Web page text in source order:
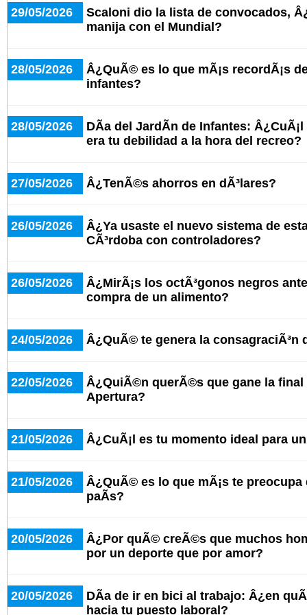
29/05/2026
Scaloni dio la lista de convocados,
manija con el Mundial?
28/05/2026
Â¿QuÃ© es lo que mÃ¡s recordÃ¡s
infantes?
28/05/2026
DÃ­a del JardÃ­n de Infantes:
era tu debilidad a la hora del recreo?
27/05/2026 Â¿TenÃ©s ahorros en dÃ³lares?
26/05/2026
Â¿Ya usaste el nuevo sistema de
CÃ³rdoba con controladores?
26/05/2026
Â¿MirÃ¡s los octÃ³gonos negros
compra de un alimento?
24/05/2026 Â¿QuÃ© te genera la consagraciÃ³n
22/05/2026
Â¿QuiÃ©n querÃ©s que gane la final
Apertura?
21/05/2026 Â¿CuÃ¡l es tu momento ideal para
21/05/2026
Â¿QuÃ© es lo que mÃ¡s te
paÃ­s?
20/05/2026
Â¿Por quÃ© creÃ©s que muchos
por un deporte que por amor?
20/05/2026
DÃ­a de ir en bici al trabajo: Â¿en
hacia tu puesto laboral?